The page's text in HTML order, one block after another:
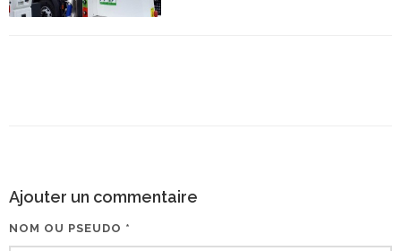
Ajouter un commentaire
NOM OU PSEUDO *